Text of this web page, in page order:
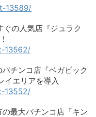
13589/
の人気店『ジュラク
13562/
チンコ店『ベガビック
イエリアを導入
13552/
最大パチンコ店『キン